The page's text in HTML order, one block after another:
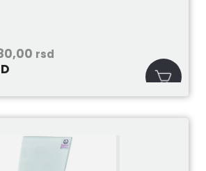
rsd